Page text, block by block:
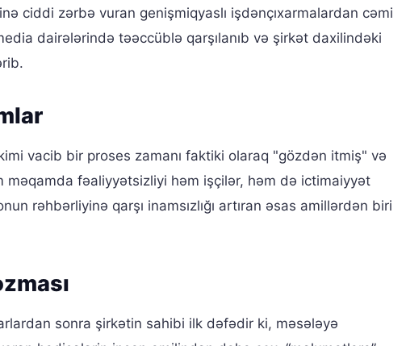
ciddi zərbə vuran genişmiqyaslı işdənçıxarmalardan cəmi
dairələrində təəccüblə qarşılanıb və şirkət daxilindəki
vacib bir proses zamanı faktiki olaraq "gözdən itmiş" və
məqamda fəaliyyətsizliyi həm işçilər, həm də ictimaiyyət
rəhbərliyinə qarşı inamsızlığı artıran əsas amillərdən biri
sonra şirkətin sahibi ilk dəfədir ki, məsələyə